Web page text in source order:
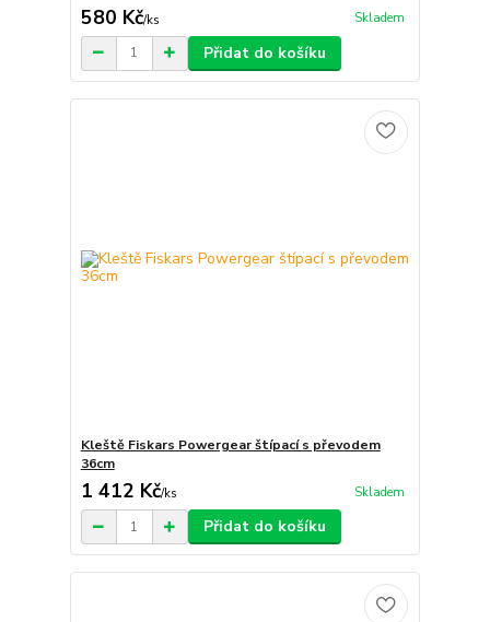
580 Kč/ks Skladem
Přidat do košíku
Kleště Fiskars Powergear štípací s převodem
36cm
1 412 Kč/ks Skladem
Přidat do košíku